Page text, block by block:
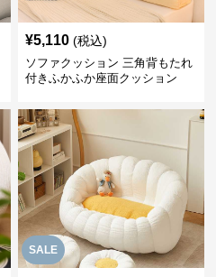
¥5,110 (税込)
ソファクッション 三角背もたれ
付きふかふか座面クッション
SALE